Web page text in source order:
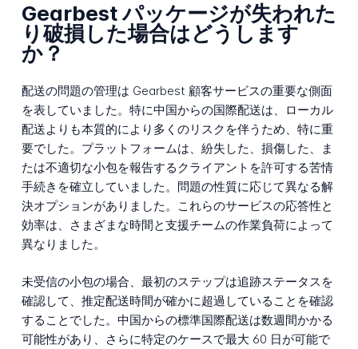
Gearbest パッケージが失われた
り破損した場合はどうします
か？
配送の問題の管理は Gearbest 顧客サービスの重要な側面
を表していました。特に中国からの国際配送は、ローカル
配送よりも本質的により多くのリスクを伴うため、特に重
要でした。プラットフォームは、紛失した、損傷した、ま
たは不適切な小包を報告するクライアントを許可する苦情
手続きを確立していました。問題の性質に応じて異なる解
決オプションがありました。これらのサービスの応答性と
効率は、さまざまな時間と支援チームの作業負荷によって
異なりました。
未受信の小包の場合、最初のステップは追跡ステータスを
確認して、推定配送時間が確かに超過していることを確認
することでした。中国からの標準国際配送は数週間かかる
可能性があり、さらに特定のケースで最大 60 日が可能で